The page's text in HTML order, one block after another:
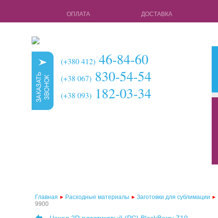
ОПЛАТА ДОСТАВКА
(+380 412) 46-84-60
(+38 067) 830-54-54
(+38 093) 182-03-34
чехлы для
Главная Расходные материалы Заготовки для сублимации
9900